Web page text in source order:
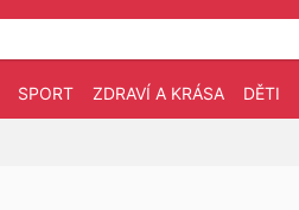
SPORT ZDRAVÍ A KRÁSA DĚTI